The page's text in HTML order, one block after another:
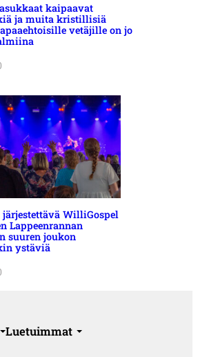
kaipaavat
ja muita kristillisiä
vetäjille on jo
järjestettävä WilliGospel
Lappeenrannan
suuren joukon
ystäviä
Luetuimmat